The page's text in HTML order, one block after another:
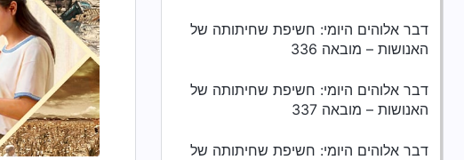
דבר אלוהים היומי: חשיפת שחיתותה של
האנושות – מובאה 336
דבר אלוהים היומי: חשיפת שחיתותה של
האנושות – מובאה 337
דבר אלוהים היומי: חשיפת שחיתותה של